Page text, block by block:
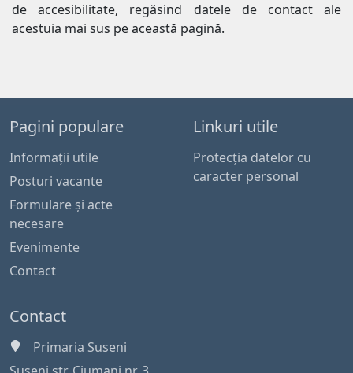
de accesibilitate, regăsind datele de contact ale
acestuia mai sus pe această pagină.
Pagini populare
Informaţii utile
Posturi vacante
Formulare și acte
necesare
Evenimente
Contact
Linkuri utile
Protecția datelor cu
caracter personal
Contact
Primaria Suseni